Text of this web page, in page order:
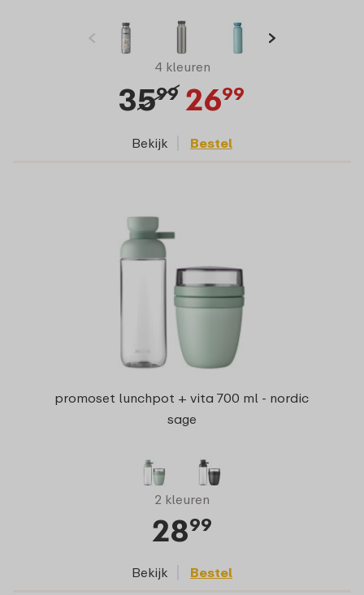
4 kleuren
3599 2699
Bekijk Bestel
promoset lunchpot + vita 700 ml - nordic
sage
2 kleuren
2899
Bekijk Bestel